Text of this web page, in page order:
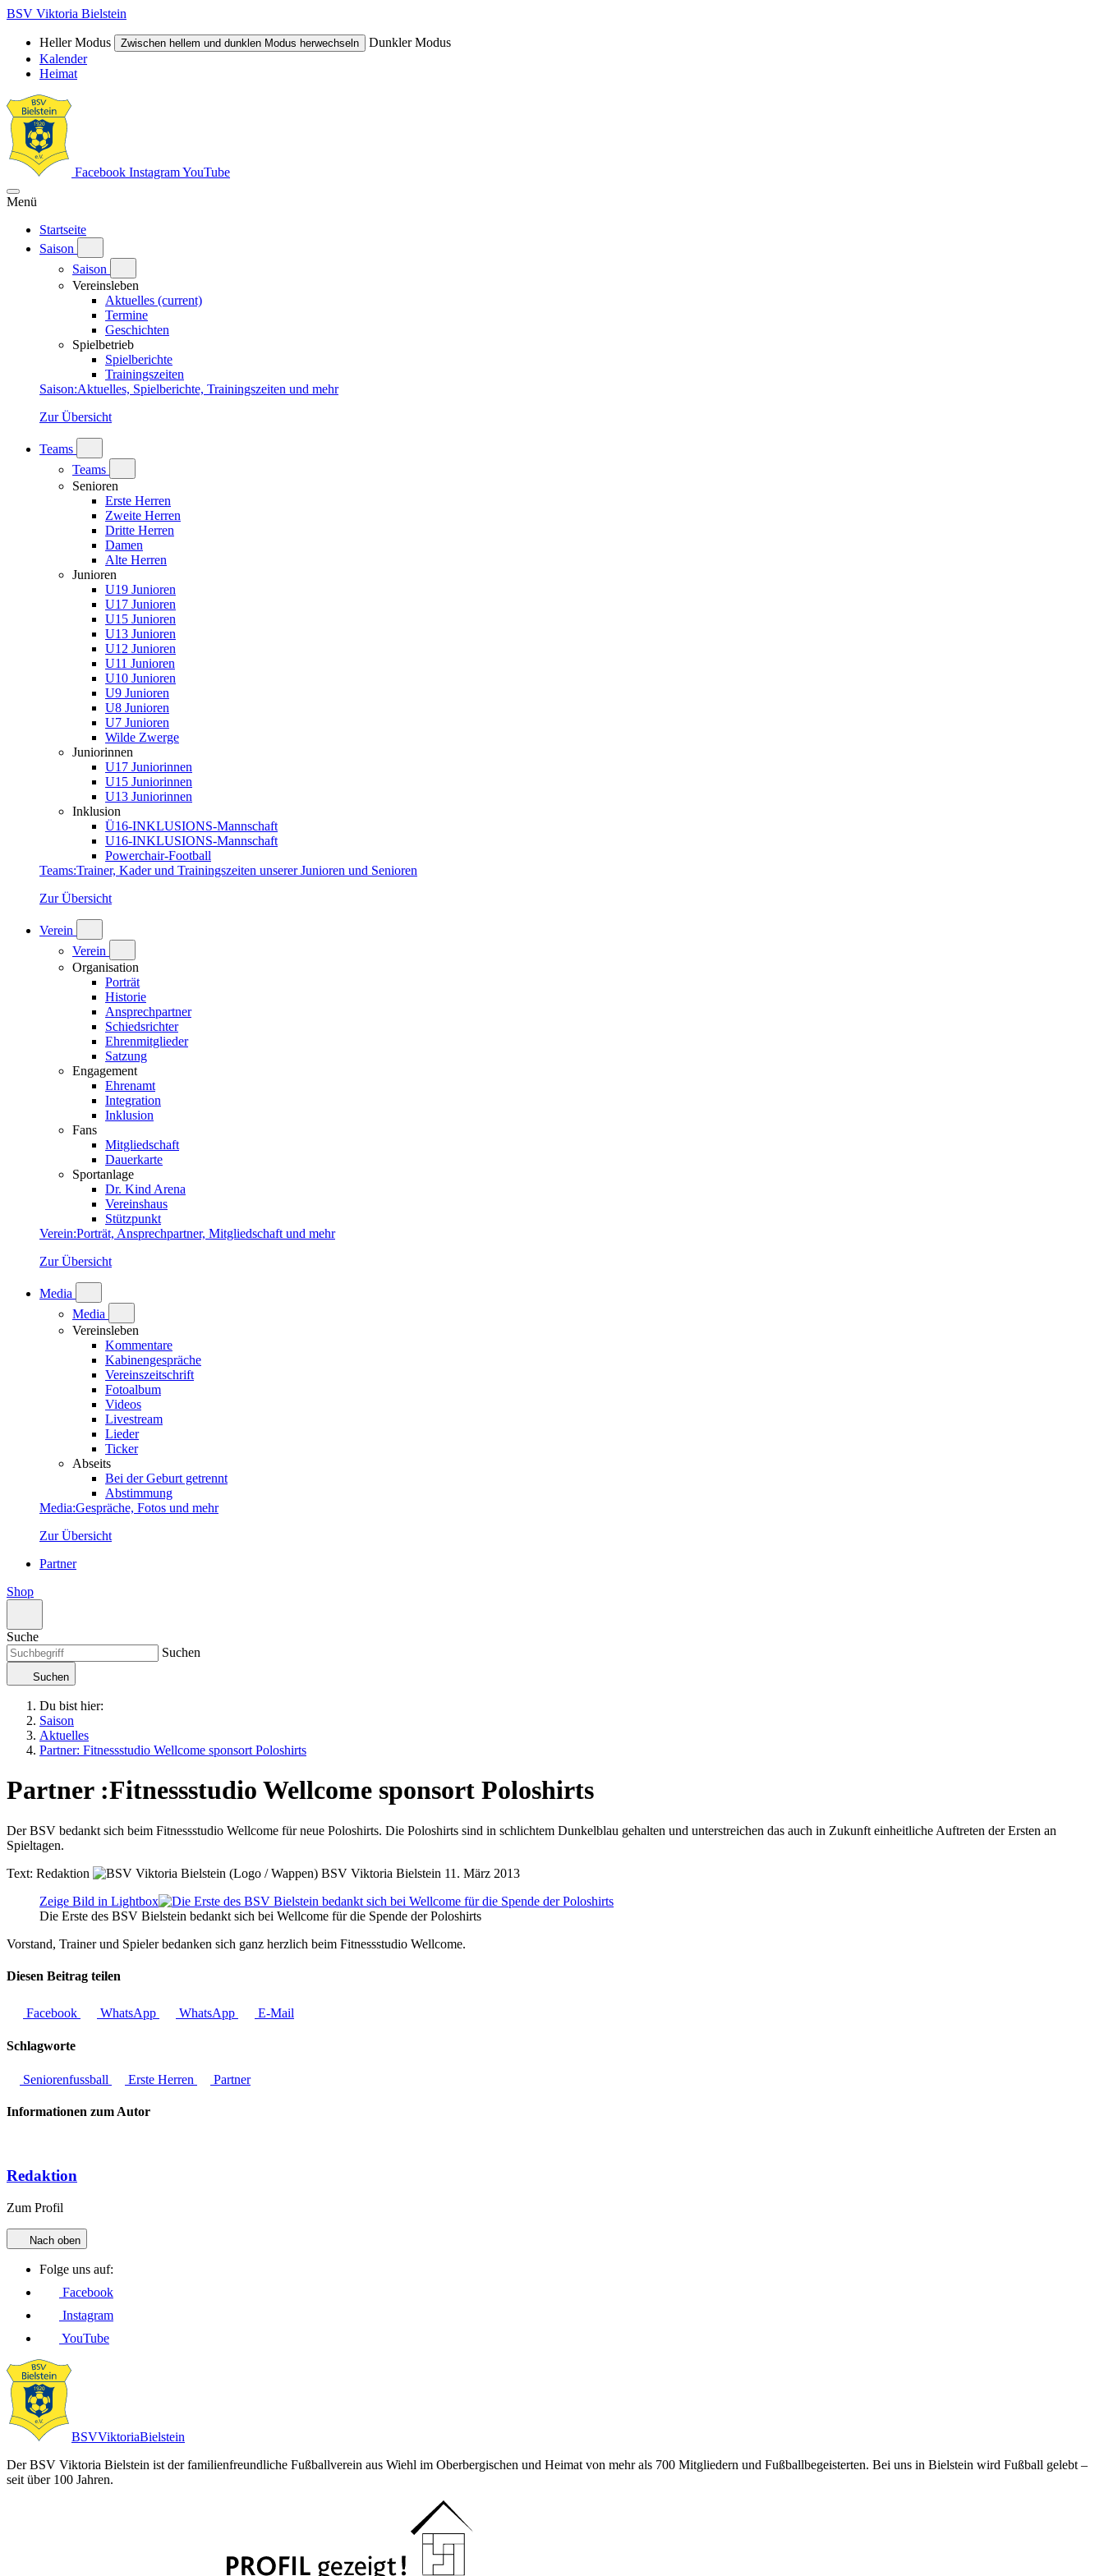
BSV Viktoria Bielstein
Heller Modus Zwischen hellem und dunklen Modus herwechseln
Dunkler Modus
Kalender
Heimat
Facebook InstagramYouTube
Menü
Startseite
Saison
Saison
Vereinsleben
Aktuelles (current)
Termine
Geschichten
Spielbetrieb
Spielberichte
Trainingszeiten
Saison:Aktuelles, Spielberichte, Trainingszeiten und mehr
Zur Übersicht
Teams
Teams
Senioren
Erste Herren
Zweite Herren
Dritte Herren
Damen
Alte Herren
Junioren
U19 Junioren
U17 Junioren
U15 Junioren
U13 Junioren
U12 Junioren
U11 Junioren
U10 Junioren
U9 Junioren
U8 Junioren
U7 Junioren
Wilde Zwerge
Juniorinnen
U17 Juniorinnen
U15 Juniorinnen
U13 Juniorinnen
Inklusion
Ü16-INKLUSIONS-Mannschaft
U16-INKLUSIONS-Mannschaft
Powerchair-Football
Teams:Trainer, Kader und Trainingszeiten unserer Junioren und Senioren
Zur Übersicht
Verein
Verein
Organisation
Porträt
Historie
Ansprechpartner
Schiedsrichter
Ehrenmitglieder
Satzung
Engagement
Ehrenamt
Integration
Inklusion
Fans
Mitgliedschaft
Dauerkarte
Sportanlage
Dr. Kind Arena
Vereinshaus
Stützpunkt
Verein:Porträt, Ansprechpartner, Mitgliedschaft und mehr
Zur Übersicht
Media
Media
Vereinsleben
Kommentare
Kabinengespräche
Vereinszeitschrift
Fotoalbum
Videos
Livestream
Lieder
Ticker
Abseits
Bei der Geburt getrennt
Abstimmung
Media:Gespräche, Fotos und mehr
Zur Übersicht
Partner
Shop
Suche
Suchen
Suchen
Du bist hier:
Saison
Aktuelles
Partner: Fitnessstudio Wellcome sponsort Poloshirts
Partner :Fitnessstudio Wellcome sponsort Poloshirts
Der BSV bedankt sich beim Fitnessstudio Wellcome für neue Poloshirts. Die Poloshirts sind in schlichtem Dunkelblau gehalten und unterstreichen das auch in Zukunft einheitliche Auftreten der Ersten an
Spieltagen.
Text: Redaktion BSV Viktoria Bielstein 11. März 2013
Zeige Bild in Lightbox
Die Erste des BSV Bielstein bedankt sich bei Wellcome für die Spende der Poloshirts
Vorstand, Trainer und Spieler bedanken sich ganz herzlich beim Fitnessstudio Wellcome.
Diesen Beitrag teilen
Facebook WhatsApp WhatsApp E-Mail
Schlagworte
Seniorenfussball Erste Herren Partner
Informationen zum Autor
Redaktion
Zum Profil
Nach oben
Folge uns auf:
Facebook
Instagram
YouTube
BSVViktoriaBielstein
Der BSV Viktoria Bielstein ist der familienfreundliche Fußballverein aus Wiehl im Oberbergischen und Heimat von mehr als 700 Mitgliedern und Fußballbegeisterten. Bei uns in Bielstein wird Fußball gelebt –
seit über 100 Jahren.